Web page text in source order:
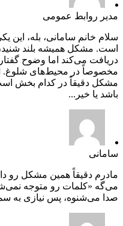
مدیر روابط عمومی
سلام خانم سامانی، بله، این
است. مشکل همیشه بلند
دریافت می‌کند اما وضوح
مخصوصاً در محیط‌های شلوغ.
مشکل دقیقاً در کدام بخش
باشد یا خیر...
سامانی
مادرم دقیقاً همین مشکل رو
می‌گه «کلمات رو متوجه
صدا می‌شنوه، پس نیازی به